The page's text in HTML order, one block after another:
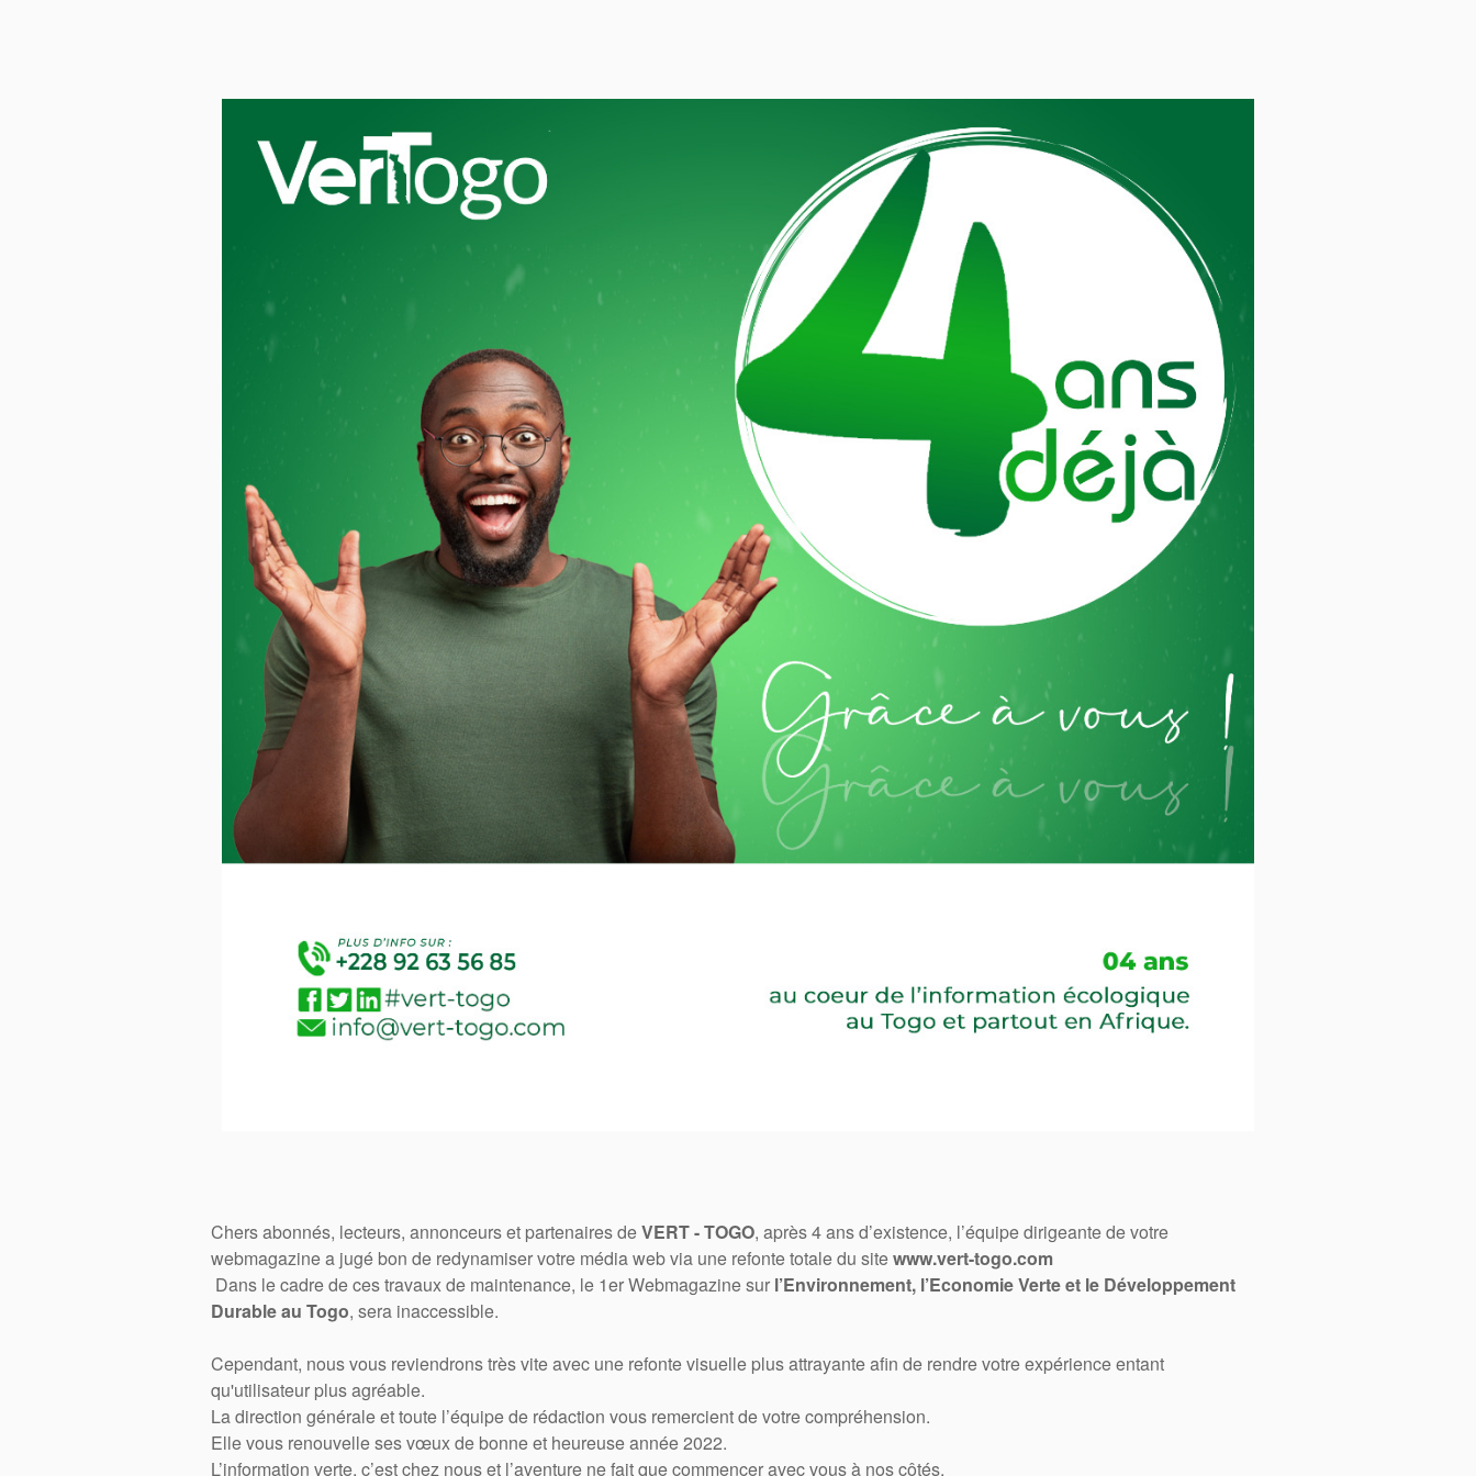
Chers abonnés, lecteurs, annonceurs et partenaires deVERT - TOGO, après 4 ans d’existence, l’équipe dirigeante de votre
webmagazine a jugé bon de redynamiser votre média web via une refonte totale du sitewww.vert-togo.com
Dans le cadre de ces travaux de maintenance, le 1er Webmagazine sur l’Environnement, l’Economie Verte et le Développement
Durable au Togo, sera inaccessible.
Cependant, nous vous reviendrons très vite avec une refonte visuelle plus attrayante afin de rendre votre expérience entant
qu'utilisateur plus agréable.
La direction générale et toute l’équipe de rédaction vous remercient de votre compréhension.
Elle vous renouvelle ses vœux de bonne et heureuse année 2022.
L’information verte, c’est chez nous et l’aventure ne fait que commencer avec vous à nos côtés.